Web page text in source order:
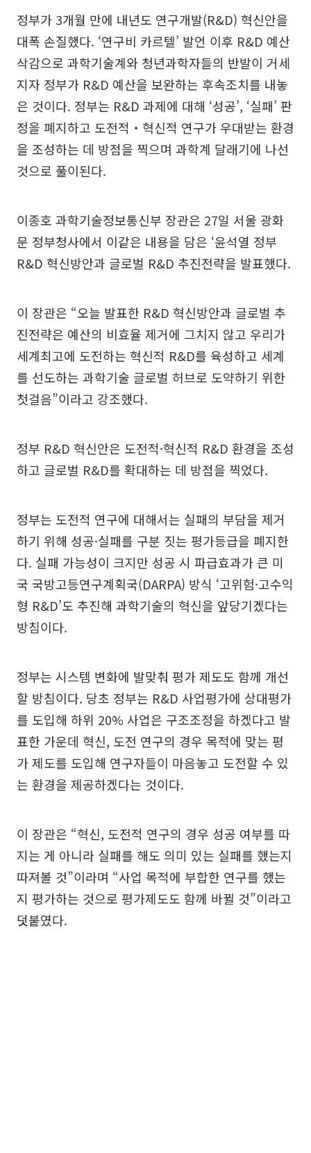
정부가 3개월 만에 내년도 연구개발(R&D) 혁신안을
대폭 손질했다. ‘연구비 카르텔’ 발언 이후 R&D 예산
삭감으로 과학기술계와 청년과학자들의 반발이 거세
지자 정부가 R&D 예산을 보완하는 후속조치를 내놓
은 것이다. 정부는 R&D 과제에 대해 ‘성공’, ‘실패’ 판
정을 폐지하고 도전적‧혁신적 연구가 우대받는 환경
을 조성하는 데 방점을 찍으며 과학계 달래기에 나선
것으로 풀이된다.
이종호 과학기술정보통신부 장관은 27일 서울 광화
문 정부청사에서 이같은 내용을 담은 ‘윤석열 정부
R&D 혁신방안과 글로벌 R&D 추진전략을 발표했다.
이 장관은 “오늘 발표한 R&D 혁신방안과 글로벌 추
진전략은 예산의 비효율 제거에 그치지 않고 우리가
세계최고에 도전하는 혁신적 R&D를 육성하고 세계
를 선도하는 과학기술 글로벌 허브로 도약하기 위한
첫걸음”이라고 강조했다.
정부 R&D 혁신안은 도전적·혁신적 R&D 환경을 조성
하고 글로벌 R&D를 확대하는 데 방점을 찍었다.
정부는 도전적 연구에 대해서는 실패의 부담을 제거
하기 위해 성공·실패를 구분 짓는 평가등급을 폐지한
다. 실패 가능성이 크지만 성공 시 파급효과가 큰 미
국 국방고등연구계획국(DARPA) 방식 ‘고위험·고수익
형 R&D’도 추진해 과학기술의 혁신을 앞당기겠다는
방침이다.
정부는 시스템 변화에 발맞춰 평가 제도도 함께 개선
할 방침이다. 당초 정부는 R&D 사업평가에 상대평가
를 도입해 하위 20% 사업은 구조조정을 하겠다고 발
표한 가운데 혁신, 도전 연구의 경우 목적에 맞는 평
가 제도를 도입해 연구자들이 마음놓고 도전할 수 있
는 환경을 제공하겠다는 것이다.
이 장관은 “혁신, 도전적 연구의 경우 성공 여부를 따
지는 게 아니라 실패를 해도 의미 있는 실패를 했는지
따져볼 것”이라며 “사업 목적에 부합한 연구를 했는
지 평가하는 것으로 평가제도도 함께 바뀔 것”이라고
덧붙였다.